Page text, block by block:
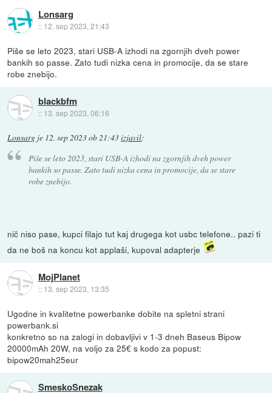
Lonsarg
:: 12. sep 2023, 21:43
Piše se leto 2023, stari USB-A izhodi na zgornjih dveh power
bankih so passe. Zato tudi nizka cena in promocije, da se stare
robe znebijo.
blackbfm
:: 13. sep 2023, 06:16
Lonsarg je 12. sep 2023 ob 21:43izjavil:
Piše se leto 2023, stari USB-A izhodi na zgornjih dveh power
bankih so passe. Zato tudi nizka cena in promocije, da se stare
robe znebijo.
nič niso pase, kupci filajo tut kaj drugega kot usbc telefone.. pazi ti
da ne boš na koncu kot applaši, kupoval adapterje
MojPlanet
:: 13. sep 2023, 13:35
Ugodne in kvalitetne powerbanke dobite na spletni strani
powerbank.si
konkretno so na zalogi in dobavljivi v 1-3 dneh Baseus Bipow
20000mAh 20W, na voljo za 25€ s kodo za popust:
bipow20mah25eur
SmeskoSnezak